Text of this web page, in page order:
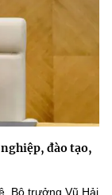
đào tạo,
Bộ trưởng Vũ Hải